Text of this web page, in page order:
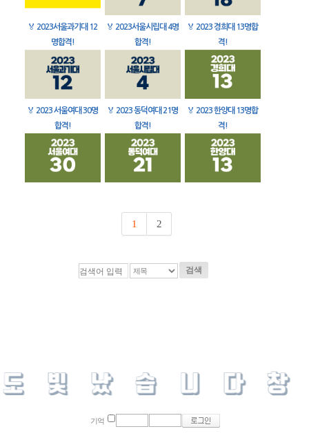
🏅 2023서울과기대 12
명합격!
🏅 2023서울시립대 4명
합격!
🏅 2023 경희대 13명합
격!
🏅 2023 서울여대 30명
합격!
🏅 2023 동덕여대 21명
합격!
🏅 2023 한양대 13명합
격!
1 2
검색
기억